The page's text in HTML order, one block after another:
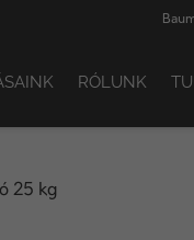
RÓLUNK
25 kg